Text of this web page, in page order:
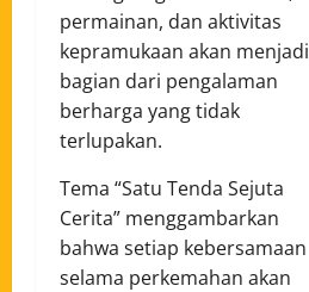
permainan, dan aktivitas
kepramukaan akan menjadi
bagian dari pengalaman
berharga yang tidak
terlupakan.
Tema “Satu Tenda Sejuta
Cerita” menggambarkan
bahwa setiap kebersamaan
selama perkemahan akan